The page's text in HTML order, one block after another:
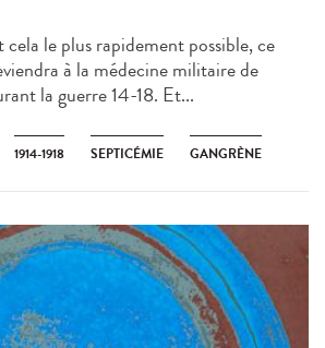
le plus rapidement possible, ce
à la médecine militaire de
la guerre 14-18. Et...
1914-1918 SEPTICÉMIE GANGRÈNE